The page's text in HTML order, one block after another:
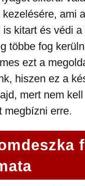
ami
is kitart és védi
többe fog
ezt a
hiszen ez a
mert nem
megbízni erre.